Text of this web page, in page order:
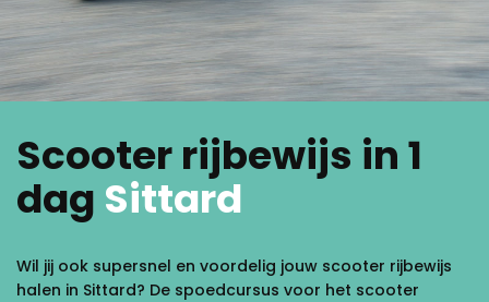
Scooter rijbewijs in 1
dag Sittard
Wil jij ook supersnel en voordelig jouw scooter rijbewijs
halen in Sittard? De spoedcursus voor het scooter